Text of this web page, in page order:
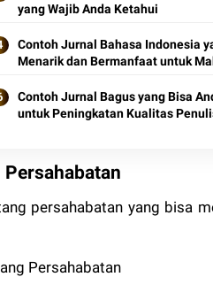
yang Wajib Anda Ketahui
Contoh Jurnal Bahasa Indonesia
Menarik dan Bermanfaat untuk
Contoh Jurnal Bagus yang Bisa
untuk Peningkatan Kualitas
persahabatan yang bisa
Persahabatan